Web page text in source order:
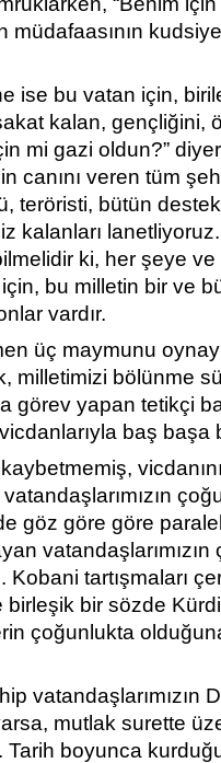
ise bu vatan için,
kalan, gençliğini,
mi gazi oldun?”
canını veren tüm
teröristi, bütün
kalanları
ki, her şeye
bu milletin bir ve
vardır.
üç maymunu
milletimizi bölünme
görev yapan tetikçi
baş başa
göz göre göre
vatandaşlarımızın
tartışmaları
birleşik bir sözde
çoğunlukta
vatandaşlarımızın
mutlak surette
Tarih boyunca